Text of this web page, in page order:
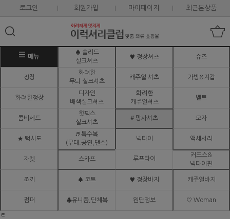
로그인 회원가입 마이페이지 최근본상품
메뉴
♠ 솔리드
실크셔츠
♥ 정장셔츠 슈즈
정장
화려한
무늬 실크셔츠
캐주얼 셔츠 가방&지갑
화려한정장
디자인
배색실크셔츠
화려한
캐주얼셔츠
벨트
콤비세트
핫픽스
실크셔츠
# 망사셔츠 모자
★ 턱시도
♬ 특수복
(무대.공연,댄스)
넥타이 액세서리
자켓 스카프 루프타이
커프스&
넥타이핀
조끼 ♠ 코트 ♥ 정장바지 캐주얼바지
점퍼 ♣유니폼,단체복 원단정보 ♡ Woman
ㅌ